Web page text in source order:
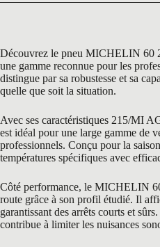
Découvrez le pneu MICHELIN 60
une gamme reconnue pour les
distingue par sa robustesse et sa
quelle que soit la situation.
Avec ses caractéristiques 215/MI
est idéal pour une large gamme de
professionnels. Conçu pour la
températures spécifiques avec
Côté performance, le MICHELIN
route grâce à son profil étudié. Il
garantissant des arrêts courts et
contribue à limiter les nuisances